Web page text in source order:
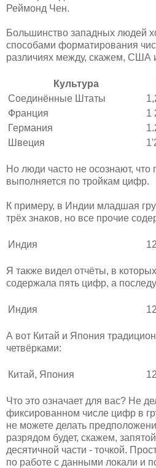
Реймонд Чен.
Большинство западных людей
способами форматирования
различиях между, скажем, США
Культура
Соединённые Штаты
Франция
1
Германия
Швеция
Но люди часто не осознают, что
выполняется по тройкам цифр.
К примеру, в Индии младшая
трёх знаков, но все прочие
Индия
Я также видел отчёты, в
содержала пять цифр, а
Индия
А вот Китай и Япония
четвёрками:
Китай, Япония
Что это означает для вас? Не
фиксированном числе цифр в
не можете делать
разрядом будет, скажем,
десятичной части - точкой.
по работе с данными локали и